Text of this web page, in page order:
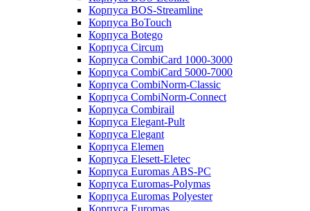
Корпуса BOS-Streamline
Корпуса BoTouch
Корпуса Botego
Корпуса Circum
Корпуса CombiCard 1000-3000
Корпуса CombiCard 5000-7000
Корпуса CombiNorm-Classic
Корпуса CombiNorm-Connect
Корпуса Combirail
Корпуса Elegant-Pult
Корпуса Elegant
Корпуса Elemen
Корпуса Elesett-Eletec
Корпуса Euromas ABS-PC
Корпуса Euromas-Polymas
Корпуса Euromas Polyester
Корпуса Euromas